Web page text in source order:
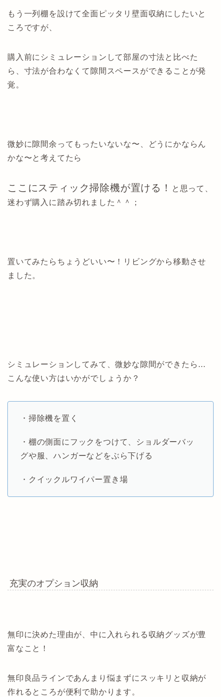
もう一列棚を設けて全面ピッタリ壁面収納にしたいと
ころですが、
購入前にシミュレーションして部屋の寸法と比べた
ら、寸法が合わなくて隙間スペースができることが発
覚。
微妙に隙間余ってもったいないな〜、どうにかならん
かな〜と考えてたら
ここにスティック掃除機が置ける！
と思って、
迷わず購入に踏み切れました＾＾；
置いてみたらちょうどいい〜！リビングから移動させ
ました。
シミュレーションしてみて、微妙な隙間ができたら…
こんな使い方はいかがでしょうか？
・掃除機を置く
・棚の側面にフックをつけて、ショルダーバッ
グや服、ハンガーなどをぶら下げる
・クイックルワイパー置き場
充実のオプション収納
無印に決めた理由が、中に入れられる収納グッズが豊
富なこと！
無印良品ラインであんまり悩まずにスッキリと収納が
作れるところが便利で助かります。